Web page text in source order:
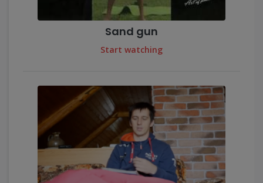
Sand gun
Start watching